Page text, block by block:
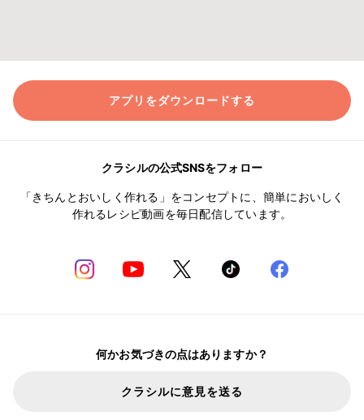
アプリをダウンロードする
クラシルの公式SNSをフォロー
「きちんとおいしく作れる」をコンセプトに、簡単においしく
作れるレシピ動画を毎日配信しています。
何かお気づきの点はありますか？
クラシルに意見を送る